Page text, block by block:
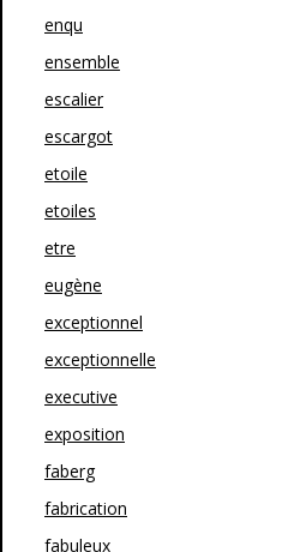
enqu
ensemble
escalier
escargot
etoile
etoiles
etre
eugène
exceptionnel
exceptionnelle
executive
exposition
faberg
fabrication
fabuleux